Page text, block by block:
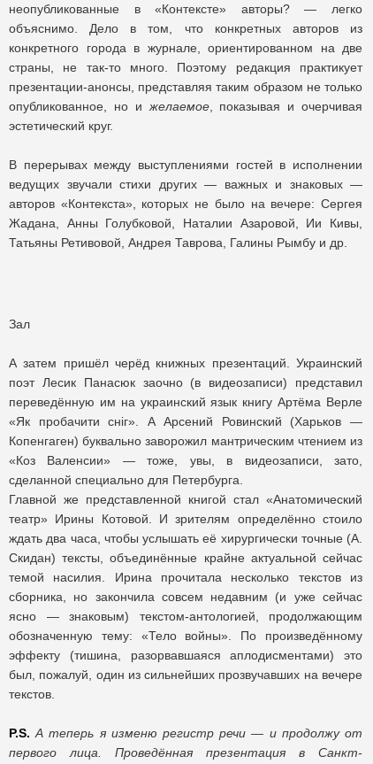
неопубликованные в «Контексте» авторы? — легко
объяснимо. Дело в том, что конкретных авторов из
конкретного города в журнале, ориентированном на две
страны, не так-то много. Поэтому редакция практикует
презентации-анонсы, представляя таким образом не только
опубликованное, но и желаемое, показывая и очерчивая
эстетический круг.
В перерывах между выступлениями гостей в исполнении
ведущих звучали стихи других — важных и знаковых —
авторов «Контекста», которых не было на вечере: Сергея
Жадана, Анны Голубковой, Наталии Азаровой, Ии Кивы,
Татьяны Ретивовой, Андрея Таврова, Галины Рымбу и др.
Зал
А затем пришёл черёд книжных презентаций. Украинский
поэт Лесик Панасюк заочно (в видеозаписи) представил
переведённую им на украинский язык книгу Артёма Верле
«Як пробачити снiг». А Арсений Ровинский (Харьков —
Копенгаген) буквально заворожил мантрическим чтением из
«Коз Валенсии» — тоже, увы, в видеозаписи, зато,
сделанной специально для Петербурга.
Главной же представленной книгой стал «Анатомический
театр» Ирины Котовой. И зрителям определённо стоило
ждать два часа, чтобы услышать её хирургически точные (А.
Скидан) тексты, объединённые крайне актуальной сейчас
темой насилия. Ирина прочитала несколько текстов из
сборника, но закончила совсем недавним (и уже сейчас
ясно — знаковым) текстом-антологией, продолжающим
обозначенную тему: «Тело войны». По произведённому
эффекту (тишина, разорвавшаяся аплодисментами) это
был, пожалуй, один из сильнейших прозвучавших на вечере
текстов.
P.S. А теперь я изменю регистр речи — и продолжу от
первого лица. Проведённая презентация в Санкт-